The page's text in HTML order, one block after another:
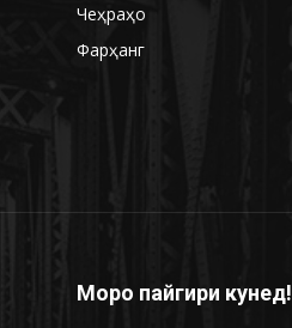
Чеҳраҳо
Фарҳанг
Моро пайгири кунед!